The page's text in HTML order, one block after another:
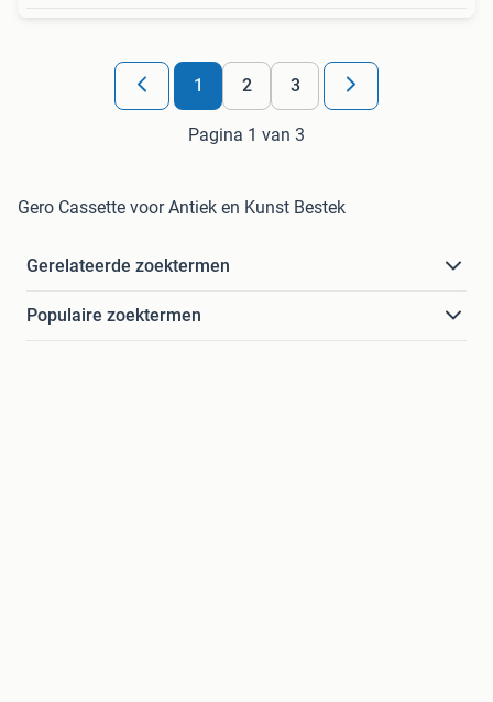
1 2 3
Pagina 1 van 3
Gero Cassette voor Antiek en Kunst Bestek
Gerelateerde zoektermen
Populaire zoektermen